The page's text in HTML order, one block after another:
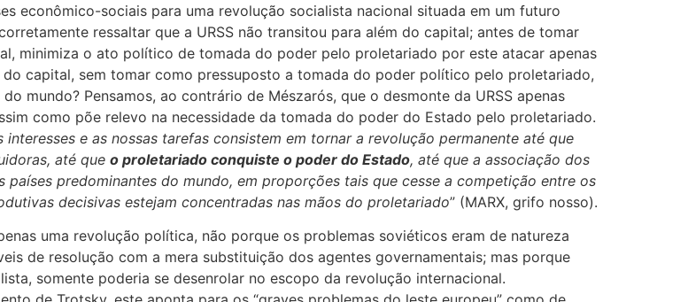
econômico-sociais para uma revolução socialista nacional situada em um futuro
ressaltar que a URSS não transitou para além do capital; antes de tomar
minimiza o ato político de tomada do poder pelo proletariado por este atacar apenas
capital, sem tomar como pressuposto a tomada do poder político pelo proletariado,
mundo? Pensamos, ao contrário de Mészarós, que o desmonte da URSS apenas
como põe relevo na necessidade da tomada do poder do Estado pelo proletariado.
interesses e as nossas tarefas consistem em tornar a revolução permanente até que
até que o proletariado conquiste o poder do Estado, até que a associação dos
países predominantes do mundo, em proporções tais que cesse a competição entre os
decisivas estejam concentradas nas mãos do proletariado” (MARX, grifo nosso).
uma revolução política, não porque os problemas soviéticos eram de natureza
de resolução com a mera substituição dos agentes governamentais; mas porque
somente poderia se desenrolar no escopo da revolução internacional.